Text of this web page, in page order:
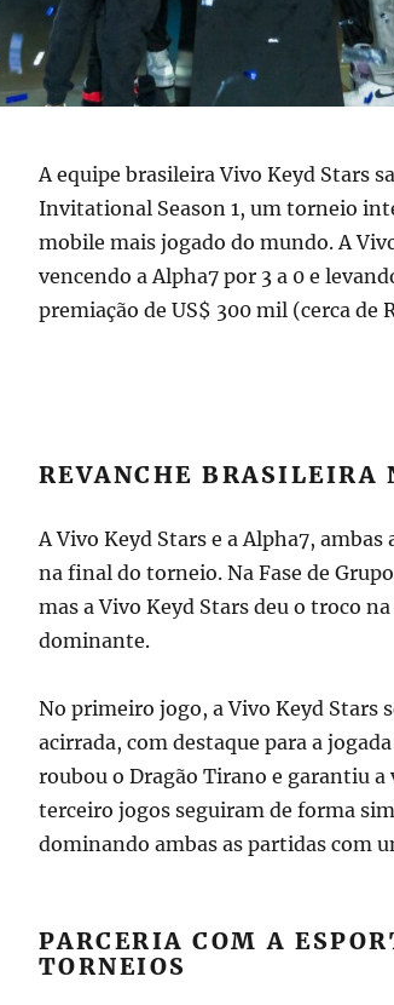
A equipe brasileira Vivo Keyd Stars
Invitational Season 1, um torneio
mobile mais jogado do mundo. A
vencendo a Alpha7 por 3 a 0 e
premiação de US$ 300 mil (cerca de
REVANCHE BRASILEIRA
A Vivo Keyd Stars e a Alpha7,
na final do torneio. Na Fase de
mas a Vivo Keyd Stars deu o troco
dominante.
No primeiro jogo, a Vivo Keyd Stars
acirrada, com destaque para a
roubou o Dragão Tirano e garantiu a
terceiro jogos seguiram de forma
dominando ambas as partidas com
PARCERIA COM A
TORNEIOS